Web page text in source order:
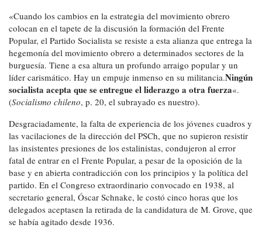
«Cuando los cambios en la estrategia del movimiento obrero
colocan en el tapete de la discusión la formación del Frente
Popular, el Partido Socialista se resiste a esta alianza que entrega la
hegemonía del movimiento obrero a determinados sectores de la
burguesía. Tiene a esa altura un profundo arraigo popular y un
líder carismático. Hay un empuje inmenso en su militancia.Ningún
socialista acepta que se entregue el liderazgo a otra fuerza«.
(Socialismo chileno, p. 20, el subrayado es nuestro).
Desgraciadamente, la falta de experiencia de los jóvenes cuadros y
las vacilaciones de la dirección del PSCh, que no supieron resistir
las insistentes presiones de los estalinistas, condujeron al error
fatal de entrar en el Frente Popular, a pesar de la oposición de la
base y en abierta contradicción con los principios y la política del
partido. En el Congreso extraordinario convocado en 1938, al
secretario general, Óscar Schnake, le costó cinco horas que los
delegados aceptasen la retirada de la candidatura de M. Grove, que
se había agitado desde 1936.